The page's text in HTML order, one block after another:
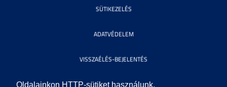
Oldalainkon HTTP-sütiket használunk.
SÜTIKEZELÉS
ADATVÉDELEM
VISSZAÉLÉS-BEJELENTÉS
KÖZÉRDEKŰ ADATOK